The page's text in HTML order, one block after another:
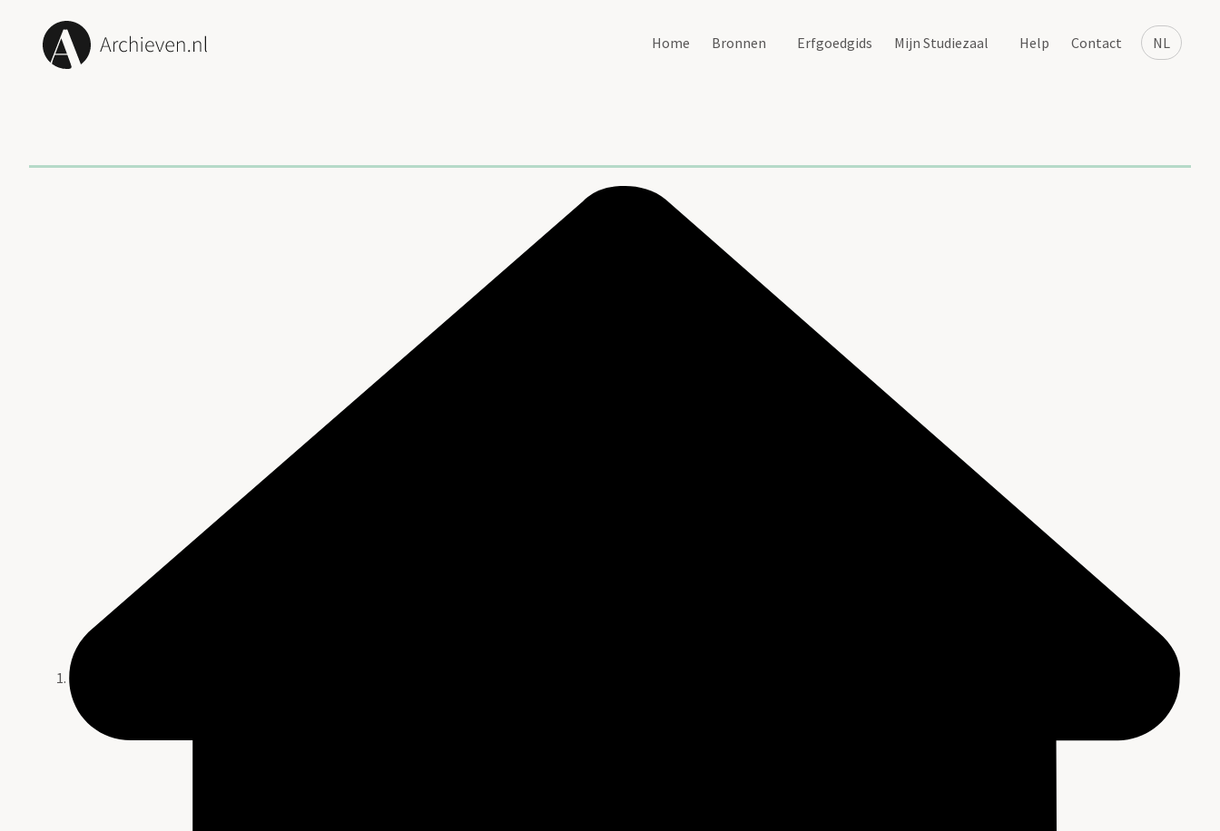
NL
Home Bronnen Erfgoedgids Mijn Studiezaal Help Contact